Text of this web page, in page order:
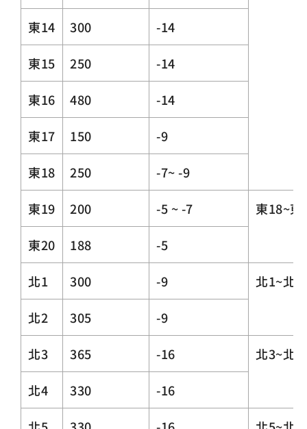
東14 300 -14
東15 250 -14
東16 480 -14
東17 150 -9
東18 250 -7~ -9
東19 200 -5 ~ -7 東18~
東20 188 -5
北1 300 -9 北1~北2
北2 305 -9
北3 365 -16 北3~北4
北4 330 -16